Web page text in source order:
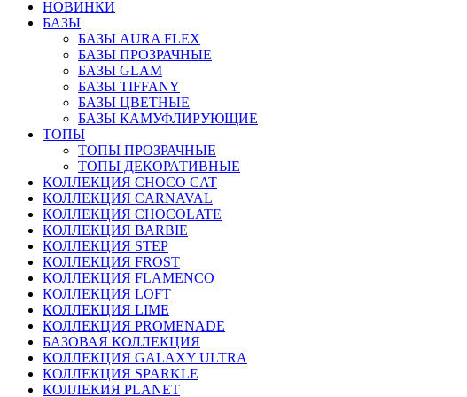
НОВИНКИ
БАЗЫ
БАЗЫ AURA FLEX
БАЗЫ ПРОЗРАЧНЫЕ
БАЗЫ GLAM
БАЗЫ TIFFANY
БАЗЫ ЦВЕТНЫЕ
БАЗЫ КАМУФЛИРУЮЩИЕ
ТОПЫ
ТОПЫ ПРОЗРАЧНЫЕ
ТОПЫ ДЕКОРАТИВНЫЕ
КОЛЛЕКЦИЯ CHOCO CAT
КОЛЛЕКЦИЯ CARNAVAL
КОЛЛЕКЦИЯ CHOCOLATE
КОЛЛЕКЦИЯ BARBIE
КОЛЛЕКЦИЯ STEP
КОЛЛЕКЦИЯ FROST
КОЛЛЕКЦИЯ FLAMENCO
КОЛЛЕКЦИЯ LOFT
КОЛЛЕКЦИЯ LIME
КОЛЛЕКЦИЯ PROMENADE
БАЗОВАЯ КОЛЛЕКЦИЯ
КОЛЛЕКЦИЯ GALAXY ULTRA
КОЛЛЕКЦИЯ SPARKLE
КОЛЛЕКИЯ PLANET